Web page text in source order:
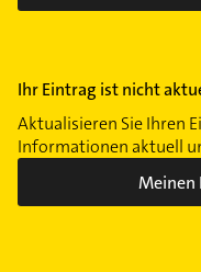
Ihr Eintrag ist nicht
Aktualisieren Sie Ihren
Informationen aktuell
Meinen